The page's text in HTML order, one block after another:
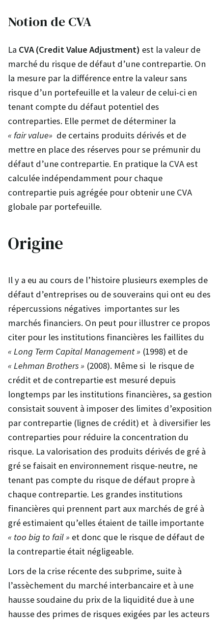
Notion de CVA
La CVA (Credit Value Adjustment) est la valeur de
marché du risque de défaut d’une contrepartie. On
la mesure par la différence entre la valeur sans
risque d’un portefeuille et la valeur de celui-ci en
tenant compte du défaut potentiel des
contreparties. Elle permet de déterminer la
« fair value» de certains produits dérivés et de
mettre en place des réserves pour se prémunir du
défaut d’une contrepartie. En pratique la CVA est
calculée indépendamment pour chaque
contrepartie puis agrégée pour obtenir une CVA
globale par portefeuille.
Origine
Il y a eu au cours de l’histoire plusieurs exemples de
défaut d’entreprises ou de souverains qui ont eu des
répercussions négatives importantes sur les
marchés financiers. On peut pour illustrer ce propos
citer pour les institutions financières les faillites du
« Long Term Capital Management » (1998) et de
« Lehman Brothers » (2008). Même si le risque de
crédit et de contrepartie est mesuré depuis
longtemps par les institutions financières, sa gestion
consistait souvent à imposer des limites d’exposition
par contrepartie (lignes de crédit) et à diversifier les
contreparties pour réduire la concentration du
risque. La valorisation des produits dérivés de gré à
gré se faisait en environnement risque-neutre, ne
tenant pas compte du risque de défaut propre à
chaque contrepartie. Les grandes institutions
financières qui prennent part aux marchés de gré à
gré estimaient qu’elles étaient de taille importante
« too big to fail » et donc que le risque de défaut de
la contrepartie était négligeable.
Lors de la crise récente des subprime, suite à
l’assèchement du marché interbancaire et à une
hausse soudaine du prix de la liquidité due à une
hausse des primes de risques exigées par les acteurs